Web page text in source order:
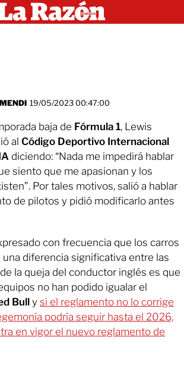
19/05/2023 00:47:00
baja de Fórmula 1, Lewis
al Código Deportivo Internacional
diciendo: “Nada me impedirá hablar
siento que me apasionan y los
Por tales motivos, salió a hablar
de pilotos y pidió modificarlo antes
con frecuencia que los carros
diferencia significativa entre las
la queja del conductor inglés es que
no han podido igualar el
Bull y si el reglamento no lo corrige
podría seguir hasta el 2026,
en vigor el nuevo reglamento de